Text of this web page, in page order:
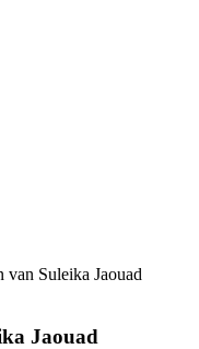
van Suleika Jaouad
Jaouad